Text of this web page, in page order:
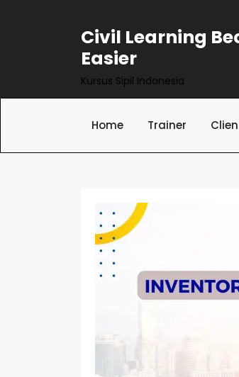
Civil Learning
Easier
Kursus Sipil Indonesia
Home Trainer